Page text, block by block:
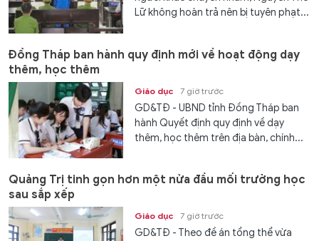
Lữ không hoàn trả nên bị tuyên phạt...
Đồng Tháp ban hành quy định mới về hoạt động dạy
thêm, học thêm
Giáo dục 7 giờ trước
GD&TĐ - UBND tỉnh Đồng Tháp ban
hành Quyết định quy định về dạy
thêm, học thêm trên địa bàn, chính...
Quảng Trị tinh gọn hơn một nửa đầu mối trường học
sau sắp xếp
Giáo dục 7 giờ trước
GD&TĐ - Theo đề án tổng thể vừa